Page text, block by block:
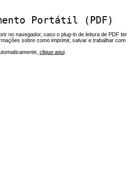
Portátil (PDF)
no navegador, caso o plug-in de leitura de PDF
sobre como imprimir, salvar e trabalhar
clique aqui.